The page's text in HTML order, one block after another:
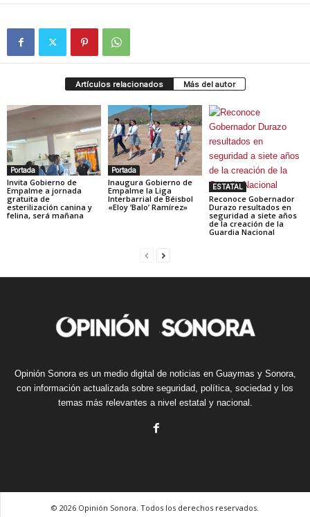
Artículos relacionados Más del autor
Portada
Invita Gobierno de
Empalme a jornada
gratuita de
esterilización canina y
felina, será mañana
Portada
Inaugura Gobierno de
Empalme la Liga
Interbarrial de Béisbol
«Eloy ‘Balo’ Ramírez»
ESTATAL
Reconoce Gobernador
Durazo resultados en
seguridad a siete años
de la creación de la
Guardia Nacional
Opinión Sonora es un medio digital de noticias en Guaymas y Sonora,
con información actualizada sobre seguridad, política, sociedad y los
temas más relevantes a nivel estatal y nacional.
© 2026 Opinión Sonora. Todos los derechos reservados.